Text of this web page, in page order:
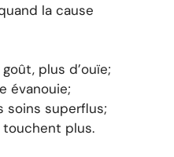
la cause
plus d’ouïe;
évanouie;
soins superflus;
plus.